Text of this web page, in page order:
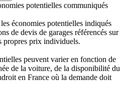
potentielles communiqués
économies potentielles indiqués
de devis de garages référencés sur
propres prix individuels.
peuvent varier en fonction de
de la voiture, de la disponibilité du
en France où la demande doit